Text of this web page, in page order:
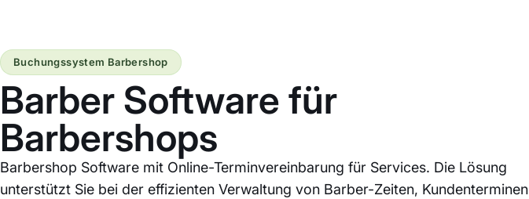
Barber Software für
Barbershops
Barbershop Software mit Online-Terminvereinbarung für Services. Die Lösung
unterstützt Sie bei der effizienten Verwaltung von Barber-Zeiten, Kundenterminen
Buchungssystem Barbershop